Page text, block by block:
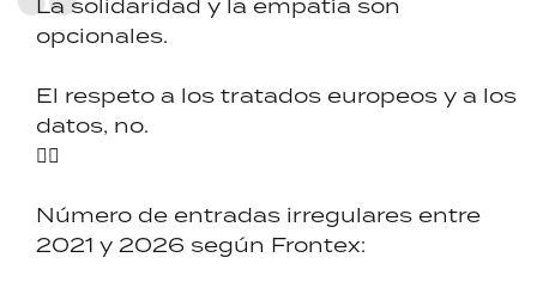
La solidaridad y la empatía son
opcionales.
El respeto a los tratados europeos y a los
datos, no.
👇🏼
Número de entradas irregulares entre
2021 y 2026 según Frontex: